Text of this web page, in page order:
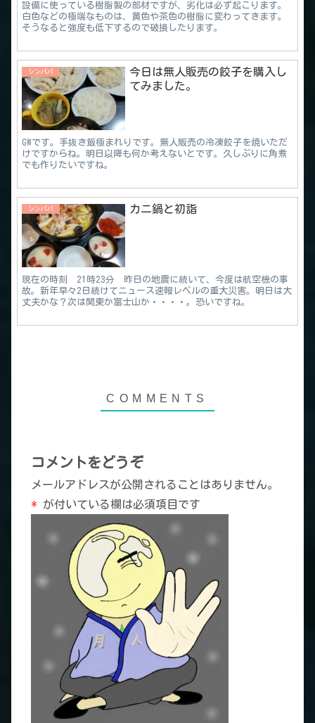
設備に使っている樹脂製の部材ですが、劣化は必ず起こります。
白色などの極端なものは、黄色や茶色の樹脂に変わってきます。
そうなると強度も低下するので破損したります。
シンパパ
今日は無人販売の餃子を購入し
てみました。
GWです。手抜き飯極まれりです。無人販売の冷凍餃子を焼いただ
けですからね。明日以降も何か考えないとです。久しぶりに角煮
でも作りたいですね。
シンパパ カニ鍋と初詣
現在の時刻 21時23分 昨日の地震に続いて、今度は航空機の事
故。新年早々2日続けてニュース速報レベルの重大災害。明日は大
丈夫かな？次は関東か富士山か・・・・。恐いですね。
コメントをどうぞ
メールアドレスが公開されることはありません。
* が付いている欄は必須項目です